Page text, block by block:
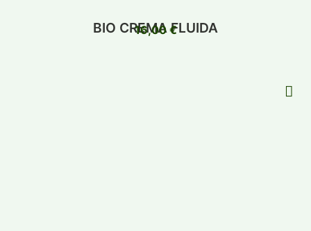
BIO CREMA FLUIDA
16,00€